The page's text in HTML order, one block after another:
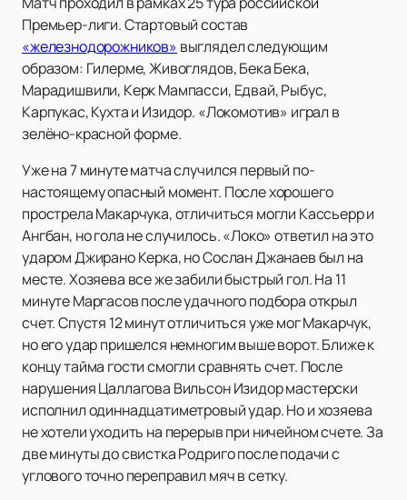
Премьер-лиги. Стартовый состав
«железнодорожников» выглядел следующим
образом: Гилерме, Живоглядов, Бека Бека,
Марадишвили, Керк Мампасси, Едвай, Рыбус,
Карпукас, Кухта и Изидор. «Локомотив» играл в
зелёно-красной форме.
Уже на 7 минуте матча случился первый по-
настоящему опасный момент. После хорошего
прострела Макарчука, отличиться могли Кассьерр и
Ангбан, но гола не случилось. «Локо» ответил на это
ударом Джирано Керка, но Сослан Джанаев был на
месте. Хозяева все же забили быстрый гол. На 11
минуте Маргасов после удачного подбора открыл
счет. Спустя 12 минут отличиться уже мог Макарчук,
но его удар пришелся немногим выше ворот. Ближе к
концу тайма гости смогли сравнять счет. После
нарушения Цаллагова Вильсон Изидор мастерски
исполнил одиннадцатиметровый удар. Но и хозяева
не хотели уходить на перерыв при ничейном счете. За
две минуты до свистка Родриго после подачи с
углового точно переправил мяч в сетку.